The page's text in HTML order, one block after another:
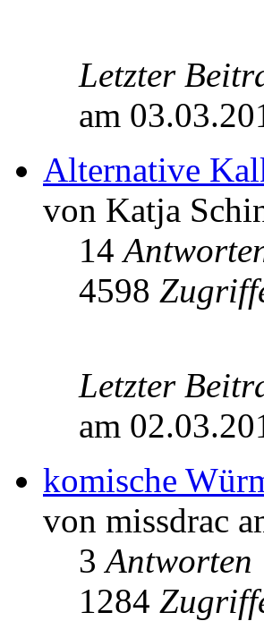
Letzter
am
Alternative
von Katja
14
4598
Letzter
am
komische
von missdrac
3Antworten
1284